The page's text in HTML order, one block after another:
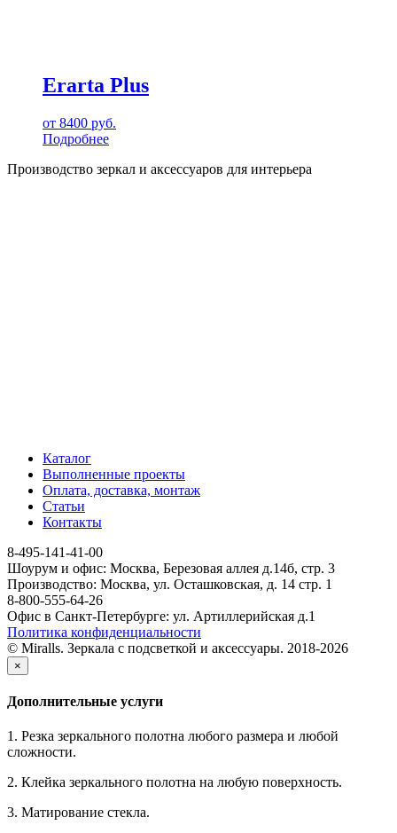
Erarta Plus
от 8400 руб.
Подробнее
Производство зеркал и аксессуаров для интерьера
Каталог
Выполненные проекты
Оплата, доставка, монтаж
Статьи
Контакты
8-495-141-41-00
Шоурум и офис: Москва, Березовая аллея д.14б, стр. 3
Производство: Москва, ул. Осташковская, д. 14 стр. 1
8-800-555-64-26
Офис в Санкт-Петербурге: ул. Артиллерийская д.1
Политика конфиденциальности
© Miralls. Зеркала с подсветкой и аксессуары. 2018-2026
×
Дополнительные услуги
1. Резка зеркального полотна любого размера и любой
сложности.
2. Клейка зеркального полотна на любую поверхность.
3. Матирование стекла.